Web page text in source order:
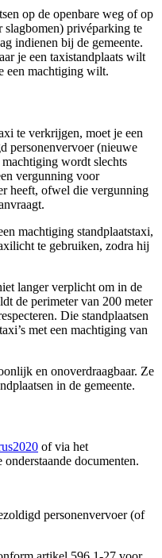
op de openbare weg of op
slagbomen) privéparking te
indienen bij de gemeente.
je een taxistandplaats wilt
een machtiging wilt.
te verkrijgen, moet je een
personenvervoer (nieuwe
wordt slechts
vergunning voor
heeft, ofwel die vergunning
machtiging standplaatstaxi,
te gebruiken, zodra hij
langer verplicht om in de
de perimeter van 200 meter
Die standplaatsen
met een machtiging van
en onoverdraagbaar. Ze
in de gemeente.
of via het
documenten.
personenvervoer (of